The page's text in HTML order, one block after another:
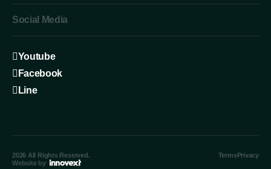
Social Media
Youtube
Facebook
Line
2026 All Rights Reserved. TermsPrivacy
Website by